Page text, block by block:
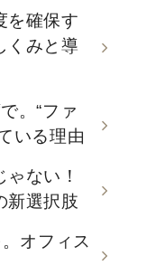
を確保す
くみと導
。“ファ
いる理由
ない！
新選択肢
オフィス